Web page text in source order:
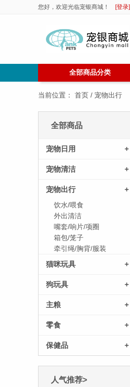
您好，欢迎光临宠银商城！ [登录]
全部商品分类
当前位置： 首页 / 宠物出行
全部商品
宠物日用 +
宠物清洁 +
宠物出行 +
饮水/喂食
外出清洁
嘴套/响片/项圈
箱包/笼子
牵引绳/胸背/服装
猫咪玩具 +
狗玩具 +
主粮 +
零食 +
保健品 +
人气推荐>